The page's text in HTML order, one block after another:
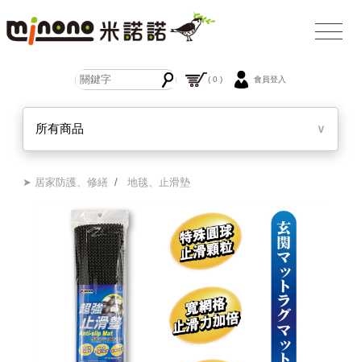
( 0 ) 會員登入
所有商品 ∨
➤ 居家防護、修繕 /地毯、止滑墊